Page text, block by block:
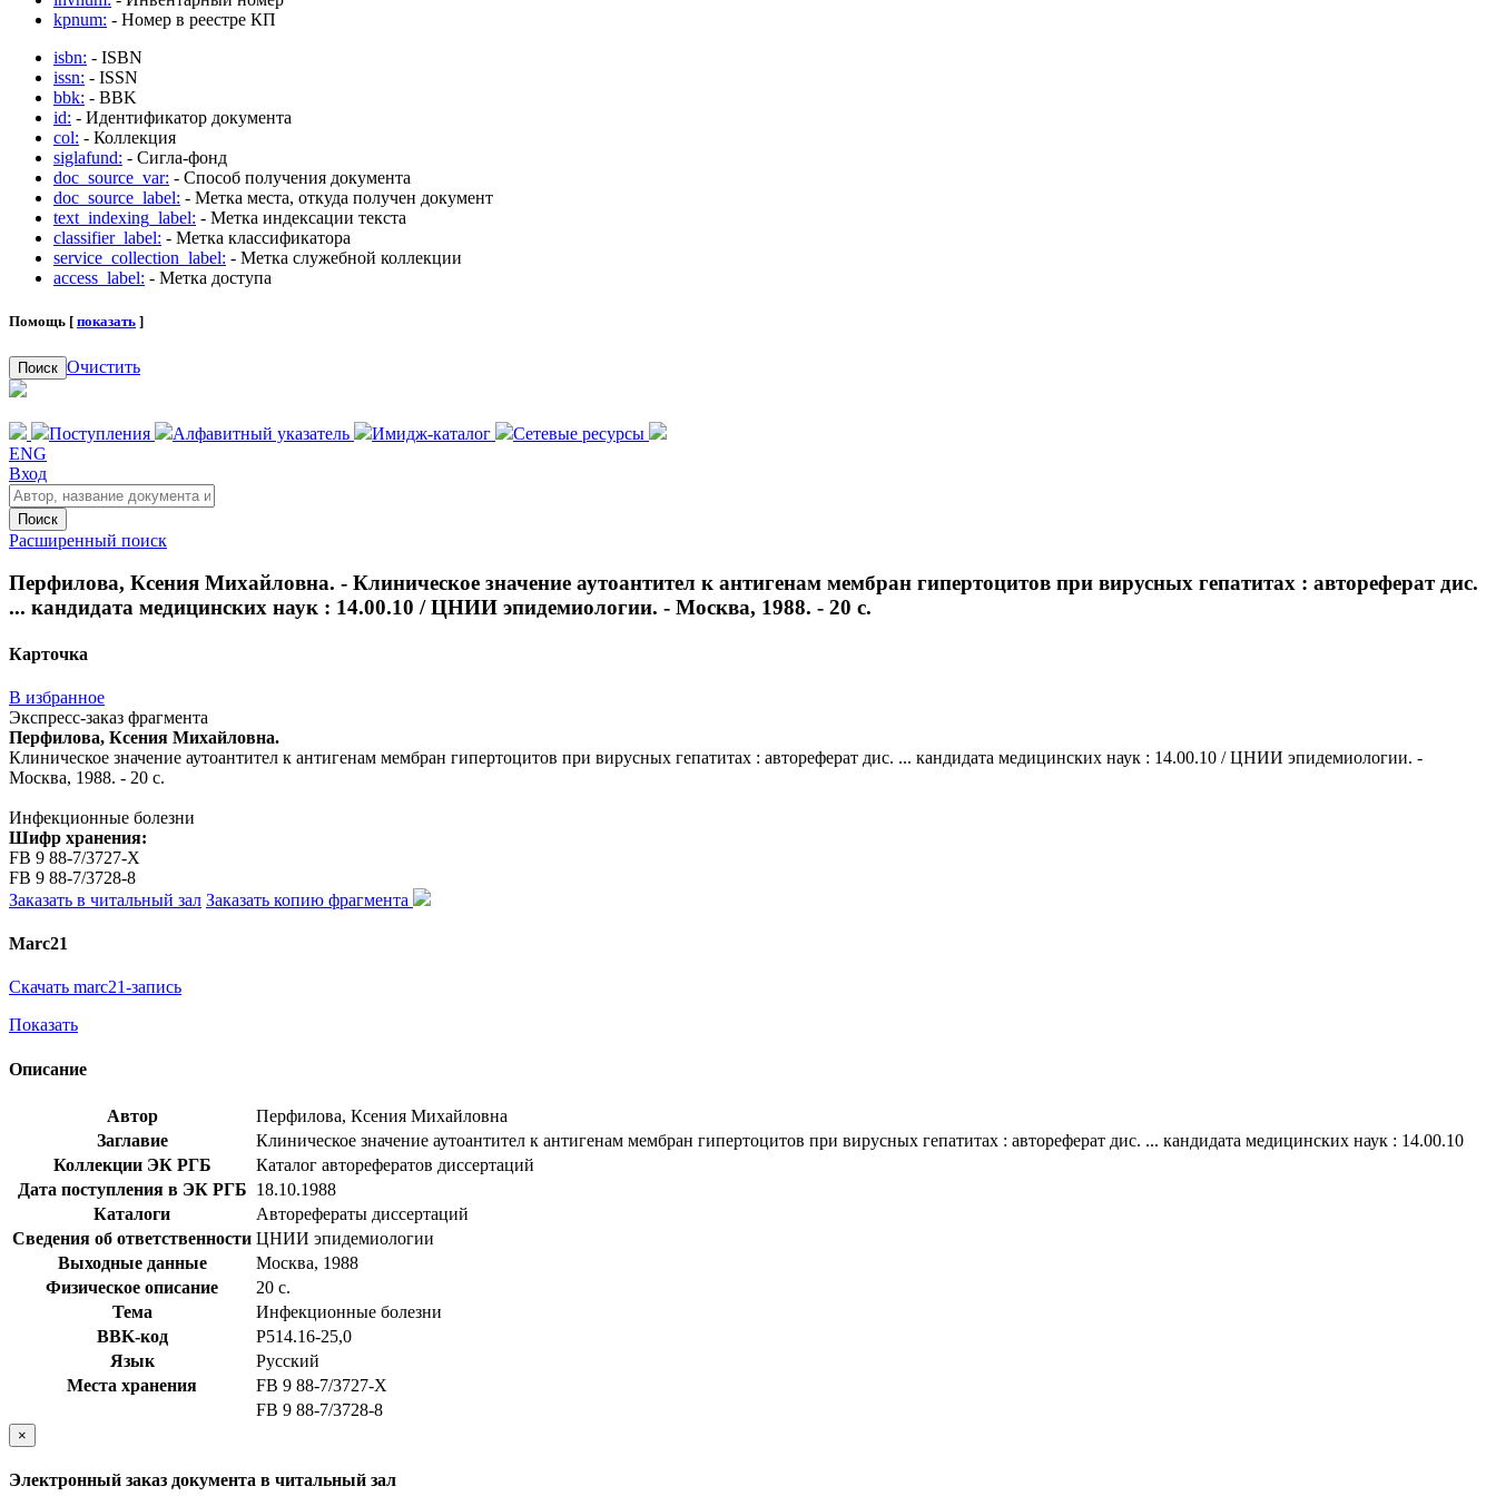
kpnum: - Номер в реестре КП
isbn: - ISBN
issn: - ISSN
bbk: - BBK
id: - Идентификатор документа
col: - Коллекция
siglafund: - Сигла-фонд
doc_source_var: - Способ получения документа
doc_source_label: - Метка места, откуда получен документ
text_indexing_label: - Метка индексации текста
classifier_label: - Метка классификатора
service_collection_label: - Метка служебной коллекции
access_label: - Метка доступа
Помощь [ показать ]
Поиск Очистить
Поступления Алфавитный указатель Имидж-каталог
Сетевые ресурсы
ENG
Вход
Поиск
Расширенный поиск
Перфилова, Ксения Михайловна. - Клиническое значение аутоантител к антигенам мембран гипертоцитов при вирусных гепатитах : автореферат дис.
... кандидата медицинских наук : 14.00.10 / ЦНИИ эпидемиологии. - Москва, 1988. - 20 с.
Карточка
В избранное
Экспресс-заказ фрагмента
Перфилова, Ксения Михайловна.
Клиническое значение аутоантител к антигенам мембран гипертоцитов при вирусных гепатитах : автореферат дис. ... кандидата медицинских наук : 14.00.10 / ЦНИИ эпидемиологии. -
Москва, 1988. - 20 с.
Инфекционные болезни
Шифр хранения:
FB 9 88-7/3727-Х
FB 9 88-7/3728-8
Заказать в читальный зал Заказать копию фрагмента
Marc21
Скачать marc21-запись
Показать
Описание
Автор
Перфилова, Ксения Михайловна
Заглавие
Клиническое значение аутоантител к антигенам мембран гипертоцитов при вирусных гепатитах : автореферат дис. ... кандидата медицинских наук : 14.00.10
Коллекции ЭК РГБ
Каталог авторефератов диссертаций
Дата поступления в ЭК РГБ 18.10.1988
Каталоги
Авторефераты диссертаций
Сведения об ответственности ЦНИИ эпидемиологии
Выходные данные
Москва, 1988
Физическое описание
20 с.
Тема
Инфекционные болезни
BBK-код
Р514.16-25,0
Язык
Русский
Места хранения
FB 9 88-7/3727-Х
FB 9 88-7/3728-8
×
Электронный заказ документа в читальный зал